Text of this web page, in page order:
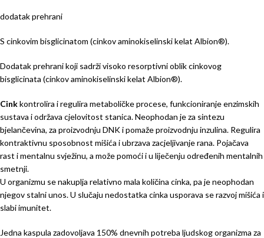
dodatak prehrani
S cinkovim bisglicinatom (cinkov aminokiselinski kelat Albion®).
Dodatak prehrani koji sadrži visoko resorptivni oblik cinkovog
bisglicinata (cinkov aminokiselinski kelat Albion®).
Cinkkontrolira i regulira metaboličke procese, funkcioniranje enzimskih
sustava i održava cjelovitost stanica. Neophodan je za sintezu
bjelančevina, za proizvodnju DNK i pomaže proizvodnju inzulina. Regulira
kontraktivnu sposobnost mišića i ubrzava zacjeljivanje rana. Pojačava
rast i mentalnu svježinu, a može pomoći i u liječenju određenih mentalnih
smetnji.
U organizmu se nakuplja relativno mala količina cinka, pa je neophodan
njegov stalni unos. U slučaju nedostatka cinka usporava se razvoj mišića i
slabi imunitet.
Jedna kaspula zadovoljava 150% dnevnih potreba ljudskog organizma za